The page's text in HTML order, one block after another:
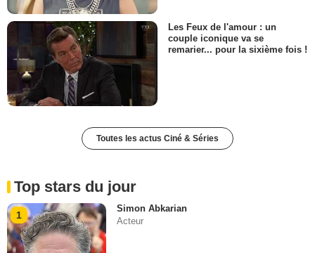
Les Feux de l'amour : un
couple iconique va se
remarier... pour la sixième fois !
Toutes les actus Ciné & Séries
Top stars du jour
1
Simon Abkarian
Acteur